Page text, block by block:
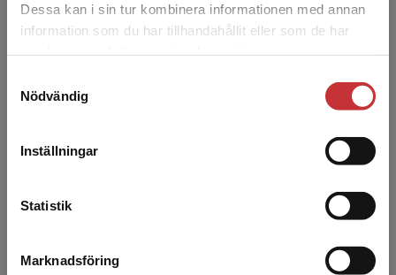
Dessa kan i sin tur kombinera informationen med annan
information som du har tillhandahållit eller som de har
Nödvändig
Inställningar
Statistik
Marknadsföring
Det verkar som att du besöker
studentlitteratur.se via en enhet utanför Sverige.
Vi erbjuder inte leveranser utanför Sverige. För
att kunna slutföra ett köp måste
och professor i omvårdnad vid Högskolan